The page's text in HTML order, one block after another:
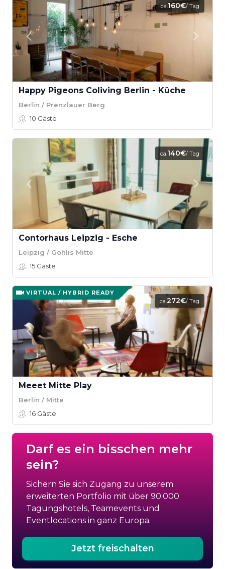
ca.160€/ Tag
Happy Pigeons Coliving Berlin - Küche
Berlin / Prenzlauer Berg
10 Gäste
ca.140€/ Tag
Contorhaus Leipzig - Esche
Leipzig / Gohlis Mitte
15 Gäste
VIRTUAL / HYBRID READY
ca.272€/ Tag
Meeet Mitte Play
Berlin / Mitte
16 Gäste
Darf es ein bisschen mehr
sein?
Sichern Sie sich Zugang zu unserem
erweiterten Portfolio mit über 90.000
Tagungshotels, Teamevents und
Eventlocations in ganz Europa.
Jetzt freischalten